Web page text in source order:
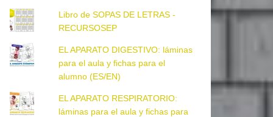
Libro de SOPAS DE LETRAS -
RECURSOSEP
EL APARATO DIGESTIVO: láminas
para el aula y fichas para el
alumno (ES/EN)
EL APARATO RESPIRATORIO:
láminas para el aula y fichas para